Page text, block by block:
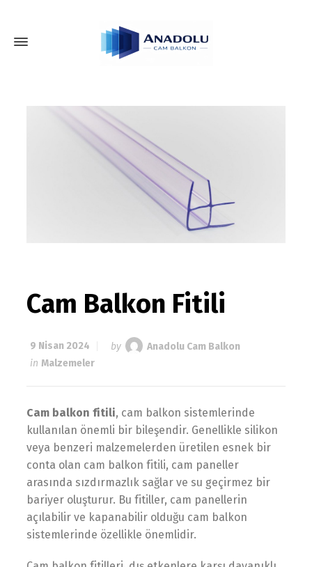
Cam Balkon Fitili
9 Nisan 2024 by
Anadolu Cam Balkon
in Malzemeler
Cam balkon fitili, cam balkon sistemlerinde
kullanılan önemli bir bileşendir. Genellikle silikon
veya benzeri malzemelerden üretilen esnek bir
conta olan cam balkon fitili, cam paneller
arasında sızdırmazlık sağlar ve su geçirmez bir
bariyer oluşturur. Bu fitiller, cam panellerin
açılabilir ve kapanabilir olduğu cam balkon
sistemlerinde özellikle önemlidir.